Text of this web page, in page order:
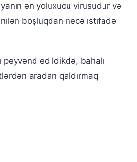
ən yoluxucu virusudur və
boşluqdan necə istifadə
edildikdə, bahalı
aradan qaldırmaq